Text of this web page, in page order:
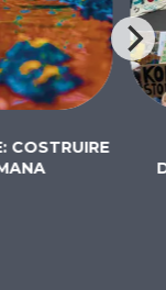
COSTRUIRE